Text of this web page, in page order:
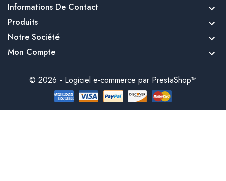
Informations De Contact 
Produits 
Notre Société 
Mon Compte 
© 2026 - Logiciel e-commerce par PrestaShop™